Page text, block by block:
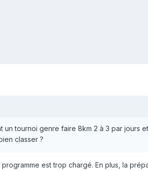
un tournoi genre faire 8km 2 à 3 par jours
classer ?
est trop chargé. En plus, la